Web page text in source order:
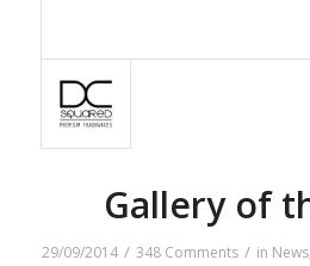
Gallery of
29/09/2014 / 348 Comments / in News,